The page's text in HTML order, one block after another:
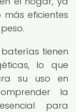
eficientes
tienen
lo que
su uso en
la
para